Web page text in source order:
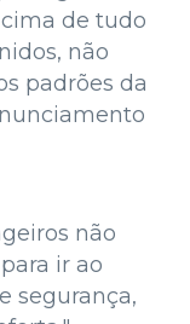
de tudo
não
padrões da
não
ir ao
segurança,